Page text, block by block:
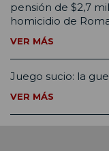
pensión de $2,7
homicidio de
VER MÁS
Juego sucio: la
VER MÁS